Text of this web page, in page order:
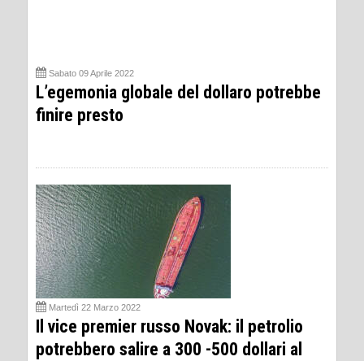
Sabato 09 Aprile 2022
L’egemonia globale del dollaro potrebbe
finire presto
Martedì 22 Marzo 2022
Il vice premier russo Novak: il petrolio
potrebbero salire a 300 -500 dollari al